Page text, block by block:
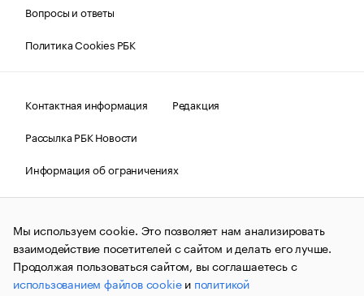
Вопросы и ответы
Политика Cookies РБК
Контактная информация
Редакция
Рассылка РБК Новости
Информация об ограничениях
Правовая информация
О соблюдении авторских прав
© АО «РОСБИЗНЕСКОНСАЛТИНГ»,1995–2026.Сообщения
и материалы информационного агентства «РБК»
(зарегистрировано Федеральной службой по надзору в сфере
связи, информационных технологий и массовых
коммуникаций (Роскомнадзор) 09.12.2015 за номером ИА
Мы используем cookie. Это позволяет нам анализировать
взаимодействие посетителей с сайтом и делать его лучше.
Продолжая пользоваться сайтом, вы соглашаетесь с
использованием файлов cookieи политикой